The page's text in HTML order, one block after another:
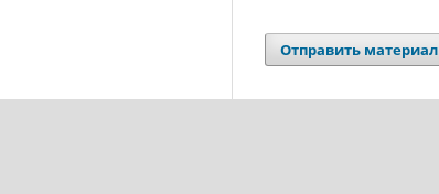
Отправить материал